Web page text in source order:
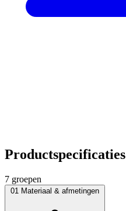
Productspecificaties
7 groepen
01 Materiaal & afmetingen